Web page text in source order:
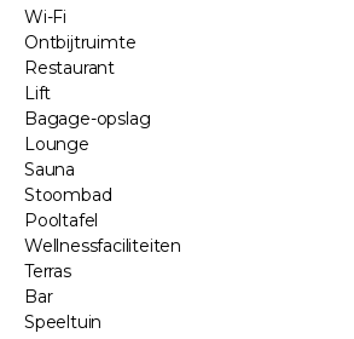
Wi-Fi
Ontbijtruimte
Restaurant
Lift
Bagage-opslag
Lounge
Sauna
Stoombad
Pooltafel
Wellnessfaciliteiten
Terras
Bar
Speeltuin